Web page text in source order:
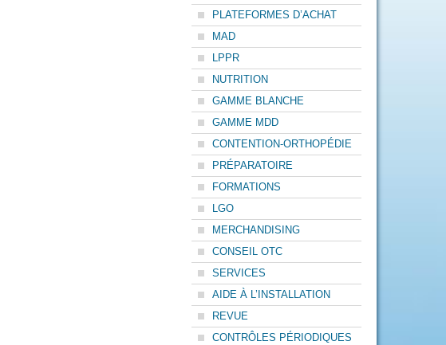
PLATEFORMES D’ACHAT
MAD
LPPR
NUTRITION
GAMME BLANCHE
GAMME MDD
CONTENTION-ORTHOPÉDIE
PRÉPARATOIRE
FORMATIONS
LGO
MERCHANDISING
CONSEIL OTC
SERVICES
AIDE À L’INSTALLATION
REVUE
CONTRÔLES PÉRIODIQUES